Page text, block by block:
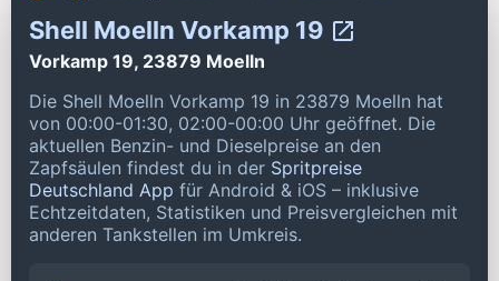
Shell Moelln Vorkamp 19
Vorkamp 19, 23879 Moelln
Die Shell Moelln Vorkamp 19 in 23879 Moelln hat
von 00:00-01:30, 02:00-00:00 Uhr geöffnet. Die
aktuellen Benzin- und Dieselpreise an den
Zapfsäulen findest du in der Spritpreise
Deutschland App für Android & iOS – inklusive
Echtzeitdaten, Statistiken und Preisvergleichen mit
anderen Tankstellen im Umkreis.